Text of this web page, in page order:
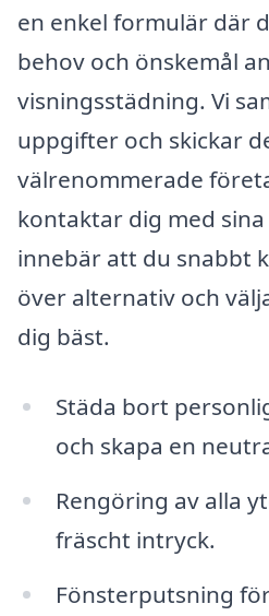
en enkel formulär där
behov och önskemål
visningsstädning. Vi
uppgifter och skickar
välrenommerade
kontaktar dig med
innebär att du snabbt
över alternativ och
dig bäst.
Städa bort
och skapa en
Rengöring av alla
fräscht intryck.
Fönsterputsning